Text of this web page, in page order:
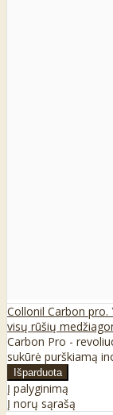
Collonil Carbon
visų rūšių
Carbon Pro -
sukūrė purškiamą
Į palyginimą
Į norų sąrašą